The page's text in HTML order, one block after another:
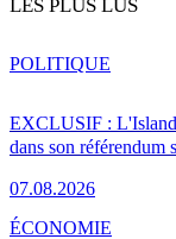
LES PLUS LUS
EXCLUSIF :
dans son référendum
07.08.2026
POLITIQUE
ÉCONOMIE